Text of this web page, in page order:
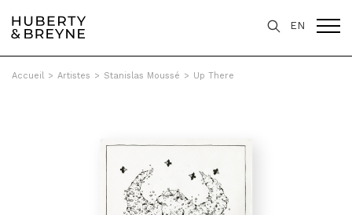
EN
Accueil > Artistes > Stanislas Moussé > Up There